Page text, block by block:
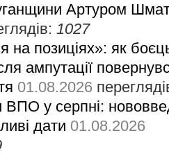
Артуром
1027
позиціях»: як
ампутації
01.08.2026
ВПО у серпні:
дати 01.08.2026